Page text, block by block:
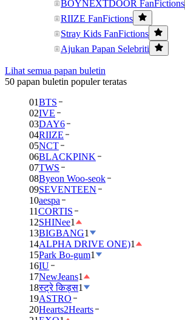
BOYNEXTDOOR FanFictions
RIIZE FanFictions
Stray Kids FanFictions
Ajukan Papan Selebriti
Lihat semua papan buletin
50 papan buletin populer teratas
01BTS
02IVE
03DAY6
04RIIZE
05NCT
06BLACKPINK
07TWS
08Byeon Woo-seok
09SEVENTEEN
10aespa
11CORTIS
12SHINee1
13BIGBANG1
14ALPHA DRIVE ONE)1
15Park Bo-gum1
16IU
17NewJeans1
18स्ट्रे किड्स1
19ASTRO
20Hearts2Hearts